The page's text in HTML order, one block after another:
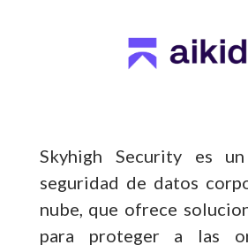
Skyhigh Security es
seguridad de datos
nube, que ofrece
para proteger a las